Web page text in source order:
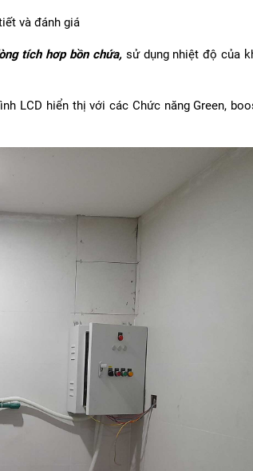
và đánh giá
tích hơp bồn chứa,sử dụng nhiệt độ của
LCD hiển thị với các Chức năng Green,